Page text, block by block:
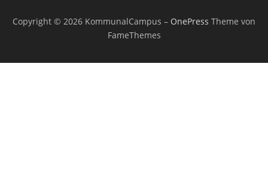
Copyright © 2026 KommunalCampus – OnePress Theme von
FameThemes